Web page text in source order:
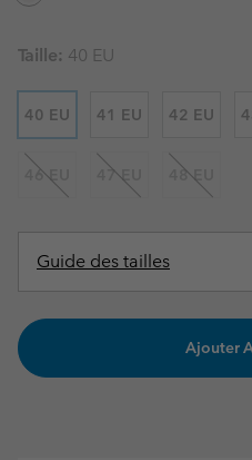
Taille: 40 EU
40 EU 41 EU 42 EU
46 EU 47 EU 48 EU
Guide des tailles
Ajouter